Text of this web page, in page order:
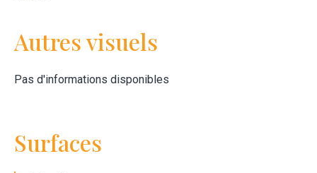
Autres visuels
Pas d'informations disponibles
Surfaces